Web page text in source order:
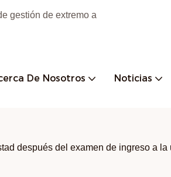
gestión de extremo a
De Nosotros Noticias
después del examen de ingreso a la